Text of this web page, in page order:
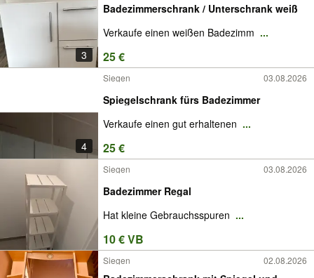
3
Badezimmerschrank / Unterschrank weiß
Verkaufe einen weißen Badezimm ...
25 €
4
Siegen 03.08.2026
Spiegelschrank fürs Badezimmer
Verkaufe einen gut erhaltenen ...
25 €
Siegen 03.08.2026
Badezimmer Regal
Hat kleine Gebrauchsspuren ...
10 € VB
Siegen 02.08.2026